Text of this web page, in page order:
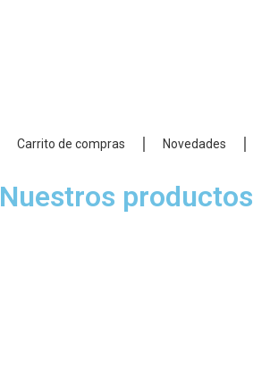
Carrito de compras Novedades
Nuestros productos